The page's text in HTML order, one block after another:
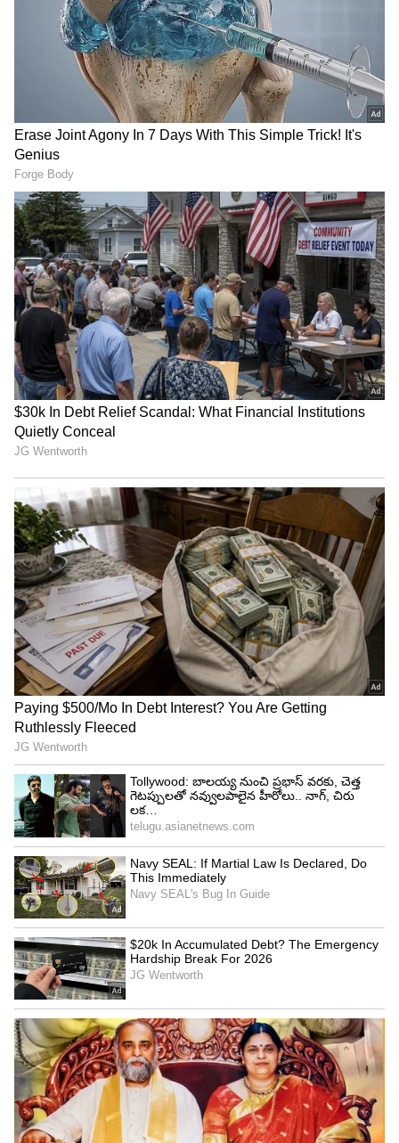
IPL 2026 Orange Cap: ఐపీఎల్ ఆరెంజ్ క్యాప్ రేసు..
వైభవ్ రికార్డును గిల్, సుదర్శన్ బ్రేక్ చేస్తారా?
IPL 2026 Prize Money: ఐపీఎల్ 2026 ప్రైజ్ మనీ
ఎంత? విన్నర్‌, రన్నరప్‌ ఎంత అందుకుంటారు?
3
5
Image Credit :ANI
ఆర్సీబీ 3 బ్రహ్మాస్త్రాలు ఇవే
1. విరాట్ కోహ్లీ:కింగ్ కోహ్లీ ఈ సీజన్‌లో అదిరిపోయే
ఫామ్‌లో ఉన్నాడు. 15 మ్యాచ్‌ల్లో 1 సెంచరీ, 4 హాఫ్
సెంచరీలతో ఏకంగా 600 రన్స్ చేశాడు. లాస్ట్ మ్యాచ్‌లో
గుజరాత్‌పై 43 రన్స్ చేసి ఇంపార్టెంట్ ఇన్నింగ్స్ ఆడాడు.
కోహ్లీ పెద్ద మ్యాచ్‌ల ప్లేయర్, కాబట్టి ఫైనల్లో ఆర్సీబీ అతని
నుంచి బిగ్ ఇన్నింగ్స్ ఎక్స్‌పెక్ట్ చేస్తోంది.
2. రజత్ పాటిదార్:కెప్టెన్ రజత్ పాటిదార్ ఈ సీజన్
మిడిల్ ఆర్డర్‌లో విధ్వంసం సృష్టిస్తున్నాడు. క్వాలిఫయర్-1లో
గుజరాత్‌పైనే అజేయంగా 93 రన్స్ చేసి టీమ్ స్కోరును 250
దాటించాడు. 14 మ్యాచ్‌ల్లో 196.76 స్ట్రైక్ రేట్‌తో 486 రన్స్
బాదాడు. ఈ మ్యాచ్ లో పాటిదార్ బ్యాట్ ఝులిపిస్తే